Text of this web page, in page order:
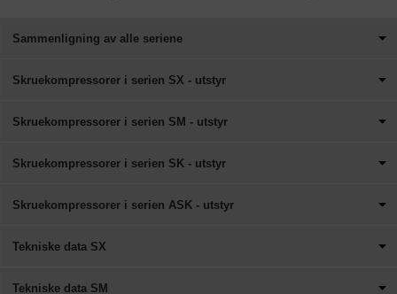
Sammenligning av alle seriene
Skruekompressorer i serien SX - utstyr
Skruekompressorer i serien SM - utstyr
Skruekompressorer i serien SK - utstyr
Skruekompressorer i serien ASK - utstyr
Tekniske data SX
Tekniske data SM